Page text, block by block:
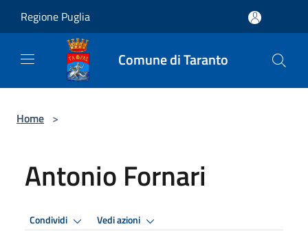
Regione Puglia
Comune di Taranto
Home >
Antonio Fornari
Condividi Vedi azioni